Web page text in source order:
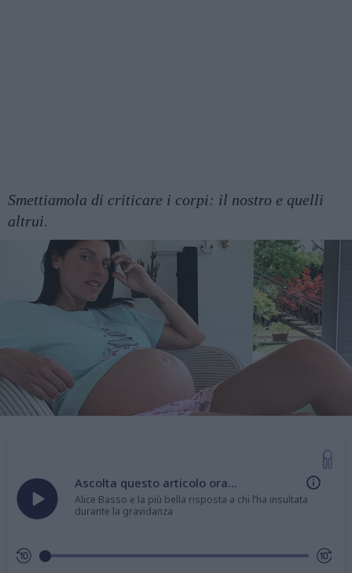
Smettiamola di criticare i corpi: il nostro e quelli
altrui.
Ascolta questo articolo ora...
Alice Basso e la più bella risposta a chi l’ha insultata
durante la gravidanza